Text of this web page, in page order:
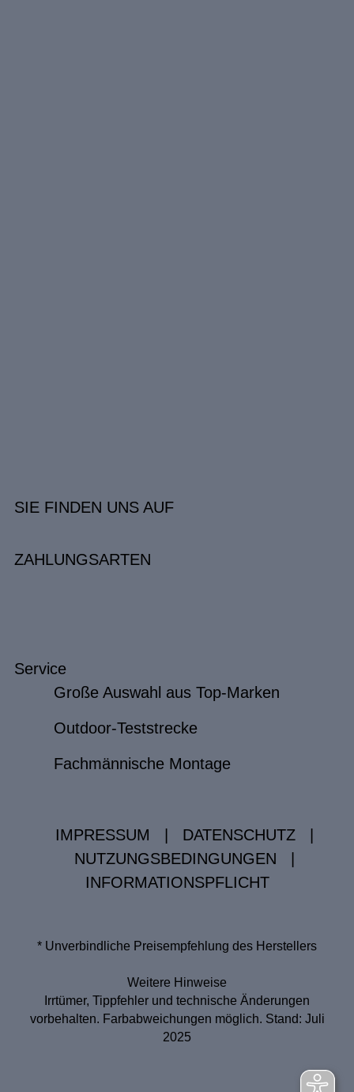
SIE FINDEN UNS AUF
ZAHLUNGSARTEN
Service
Große Auswahl aus Top-Marken
Outdoor-Teststrecke
Fachmännische Montage
IMPRESSUM DATENSCHUTZ
NUTZUNGSBEDINGUNGEN
INFORMATIONSPFLICHT
* Unverbindliche Preisempfehlung des Herstellers
Weitere Hinweise
Irrtümer, Tippfehler und technische Änderungen
vorbehalten. Farbabweichungen möglich. Stand: Juli
2025